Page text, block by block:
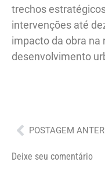
trechos
intervenções até
impacto da obra na
desenvolvimento
Anterior
POSTAGEM
Deixe seu comentário